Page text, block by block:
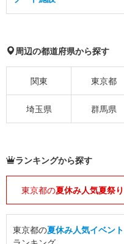
周辺の都道府県から探す
関東 東京都
埼玉県 群馬県
ランキングから探す
東京都の夏休み人気夏祭り
東京都の夏休み人気イベント